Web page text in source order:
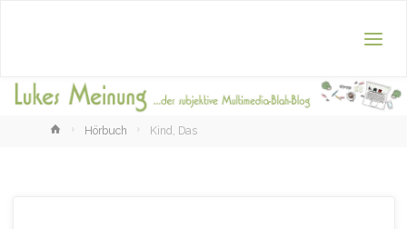
HomeHörbuch Kind, Das